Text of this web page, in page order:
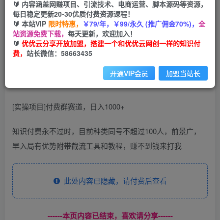
您暂无购买权限，请先开通会员
开通会员
[实操项目]付费群赛道，日入1000+
知识付费永不过时，目前种类同号不超过100人，前景广，
早入局有优势附带截流工具和教程，赚不到钱来打我
此处内容已隐藏，请付费后查看
------本页内容已结束，喜欢请分享------
🔰 内容涵盖网赚项目、引流技术、电商运营、脚本源码等资源，
每日稳定更新20-30优质付费资源课程！
🔰 本站VIP 限时特惠， ￥79/年，￥99/永久 (推广佣金70%)， 全
站资源免费下载， 每天更新，欢迎加入！
🔰 优优云分享开放加盟，搭建一个和优优云网创一样的知识付
费， 站长微信：58663435
开通VIP会员 加盟当站长